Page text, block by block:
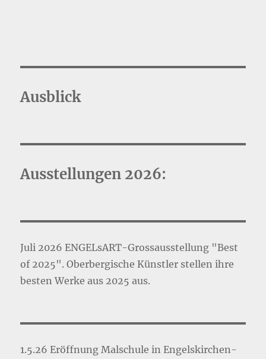
Ausblick
Ausstellungen 2026:
Juli 2026 ENGELsART-Grossausstellung "Best
of 2025". Oberbergische Künstler stellen ihre
besten Werke aus 2025 aus.
1.5.26 Eröffnung Malschule in Engelskirchen-